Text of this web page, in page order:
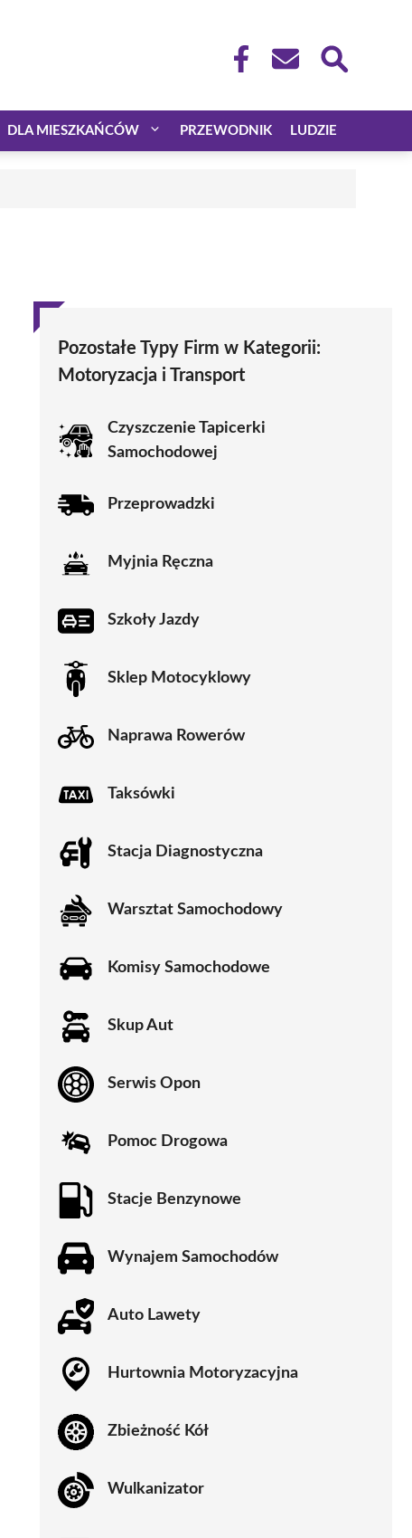
DLA MIESZKAŃCÓW PRZEWODNIK LUDZIE
Pozostałe Typy Firm w Kategorii:
Motoryzacja i Transport
Czyszczenie Tapicerki
Samochodowej
Przeprowadzki
Myjnia Ręczna
Szkoły Jazdy
Sklep Motocyklowy
Naprawa Rowerów
Taksówki
Stacja Diagnostyczna
Warsztat Samochodowy
Komisy Samochodowe
Skup Aut
Serwis Opon
Pomoc Drogowa
Stacje Benzynowe
Wynajem Samochodów
Auto Lawety
Hurtownia Motoryzacyjna
Zbieżność Kół
Wulkanizator